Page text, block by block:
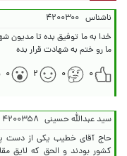
ناشناس ۴۲۰۰۳۰۰
خدا به ما توفیق بده تا مدیون
ما رو ختم به شهادت قرار بده
۰
۰ ۲ ۰
سید عبدالله حسینی ۴۲۰۰۳۵۸
حاج آقای خطیب یکی از دست
کشور بودند و الحق که لایق